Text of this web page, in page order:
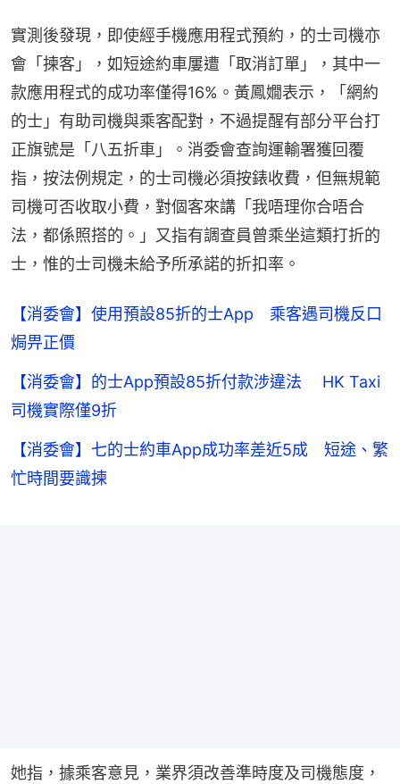
實測後發現，即使經手機應用程式預約，的士司機亦
會「揀客」，如短途約車屢遭「取消訂單」，其中一
款應用程式的成功率僅得16%。黃鳳嫺表示，「網約
的士」有助司機與乘客配對，不過提醒有部分平台打
正旗號是「八五折車」。消委會查詢運輸署獲回覆
指，按法例規定，的士司機必須按錶收費，但無規範
司機可否收取小費，對個客來講「我唔理你合唔合
法，都係照搭的。」又指有調查員曾乘坐這類打折的
士，惟的士司機未給予所承諾的折扣率。
【消委會】使用預設85折的士App 乘客遇司機反口
焗畀正價
【消委會】的士App預設85折付款涉違法 HK Taxi
司機實際僅9折
【消委會】七的士約車App成功率差近5成 短途、繁
忙時間要識揀
她指，據乘客意見，業界須改善準時度及司機態度，